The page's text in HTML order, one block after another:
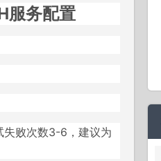
服务配置
败次数3-6，建议为